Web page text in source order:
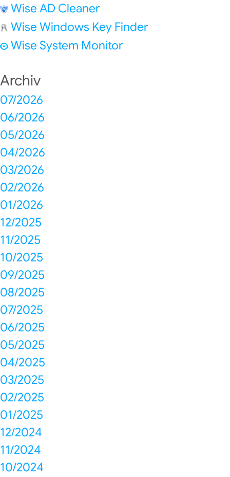
Wise AD Cleaner
Wise Windows Key Finder
Wise System Monitor
Archiv
07/2026
06/2026
05/2026
04/2026
03/2026
02/2026
01/2026
12/2025
11/2025
10/2025
09/2025
08/2025
07/2025
06/2025
05/2025
04/2025
03/2025
02/2025
01/2025
12/2024
11/2024
10/2024